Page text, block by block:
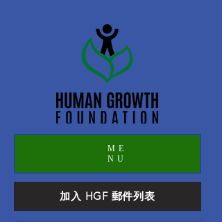
ME
NU
加入 HGF 郵件列表